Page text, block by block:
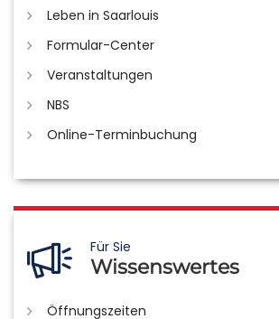
Leben in Saarlouis
Formular-Center
Veranstaltungen
NBS
Online-Terminbuchung
Für Sie
Wissenswertes
Öffnungszeiten